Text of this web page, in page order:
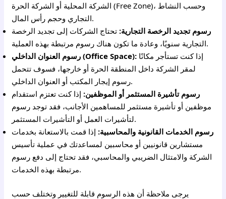
الشركة المحلية أو الشركة الحرة (Free Zone)، وحسب النشاط
التجاري وحجم رأس المال.
رسوم تجديد الرخصة التجارية: تحتاج الشركات إلى تجديد الرخصة
التجارية سنويًا، وعادة ما تكون هناك رسوم مرتبطة بهذه العملية.
رسوم العنوان الداخلي (Office Space):
لمقر الشركة داخل المنطقة الحرة أو خارجها، فسوف تتحمل
رسوم إيجار المكتب أو العنوان الداخلي.
رسوم تأشيرة المستثمر أو الموظفين: إذا كنت تعتزم استقدام
موظفين أو تأشيرة مستثمر للمساهمين الأجانب، فقد توجد رسوم
لتأشيرات العمل أو التأشيرات المستثمر.
رسوم الخدمات القانونية والمحاسبية: إذا قمت بالاستعانة بخدمات
مستشارين قانونيين أو محاسبين لمساعدتك في عملية تأسيس
الشركة والامتثال الضريبي والمحاسبي، فقد تحتاج إلى دفع رسوم
مرتبطة بهذه الخدمات.
يرجى ملاحظة أن هذه الرسوم قابلة للتغيير وتختلف حسب